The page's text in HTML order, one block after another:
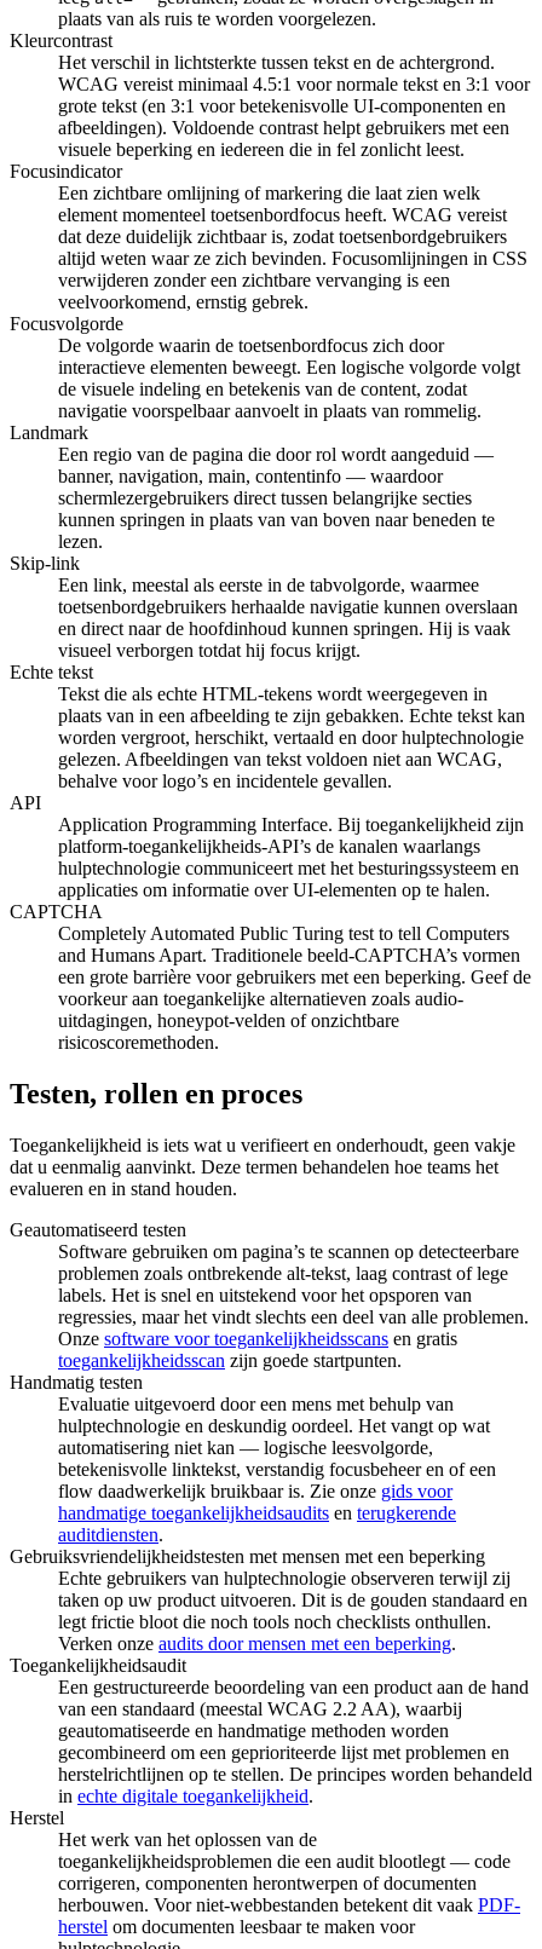
plaats van als ruis te worden voorgelezen.
Kleurcontrast
Het verschil in lichtsterkte tussen tekst en de achtergrond.
WCAG vereist minimaal 4.5:1 voor normale tekst en 3:1 voor
grote tekst (en 3:1 voor betekenisvolle UI-componenten en
afbeeldingen). Voldoende contrast helpt gebruikers met een
visuele beperking en iedereen die in fel zonlicht leest.
Focusindicator
Een zichtbare omlijning of markering die laat zien welk
element momenteel toetsenbordfocus heeft. WCAG vereist
dat deze duidelijk zichtbaar is, zodat toetsenbordgebruikers
altijd weten waar ze zich bevinden. Focusomlijningen in CSS
verwijderen zonder een zichtbare vervanging is een
veelvoorkomend, ernstig gebrek.
Focusvolgorde
De volgorde waarin de toetsenbordfocus zich door
interactieve elementen beweegt. Een logische volgorde volgt
de visuele indeling en betekenis van de content, zodat
navigatie voorspelbaar aanvoelt in plaats van rommelig.
Landmark
Een regio van de pagina die door rol wordt aangeduid —
banner, navigation, main, contentinfo — waardoor
schermlezergebruikers direct tussen belangrijke secties
kunnen springen in plaats van van boven naar beneden te
lezen.
Skip-link
Een link, meestal als eerste in de tabvolgorde, waarmee
toetsenbordgebruikers herhaalde navigatie kunnen overslaan
en direct naar de hoofdinhoud kunnen springen. Hij is vaak
visueel verborgen totdat hij focus krijgt.
Echte tekst
Tekst die als echte HTML-tekens wordt weergegeven in
plaats van in een afbeelding te zijn gebakken. Echte tekst kan
worden vergroot, herschikt, vertaald en door hulptechnologie
gelezen. Afbeeldingen van tekst voldoen niet aan WCAG,
behalve voor logo’s en incidentele gevallen.
API
Application Programming Interface. Bij toegankelijkheid zijn
platform-toegankelijkheids-API’s de kanalen waarlangs
hulptechnologie communiceert met het besturingssysteem en
applicaties om informatie over UI-elementen op te halen.
CAPTCHA
Completely Automated Public Turing test to tell Computers
and Humans Apart. Traditionele beeld-CAPTCHA’s vormen
een grote barrière voor gebruikers met een beperking. Geef de
voorkeur aan toegankelijke alternatieven zoals audio-
uitdagingen, honeypot-velden of onzichtbare
risicoscoremethoden.
Testen, rollen en proces
Toegankelijkheid is iets wat u verifieert en onderhoudt, geen vakje
dat u eenmalig aanvinkt. Deze termen behandelen hoe teams het
evalueren en in stand houden.
Geautomatiseerd testen
Software gebruiken om pagina’s te scannen op detecteerbare
problemen zoals ontbrekende alt-tekst, laag contrast of lege
labels. Het is snel en uitstekend voor het opsporen van
regressies, maar het vindt slechts een deel van alle problemen.
Onze software voor toegankelijkheidsscans en gratis
toegankelijkheidsscan zijn goede startpunten.
Handmatig testen
Evaluatie uitgevoerd door een mens met behulp van
hulptechnologie en deskundig oordeel. Het vangt op wat
automatisering niet kan — logische leesvolgorde,
betekenisvolle linktekst, verstandig focusbeheer en of een
flow daadwerkelijk bruikbaar is. Zie onze gids voor
handmatige toegankelijkheidsaudits en terugkerende
auditdiensten.
Gebruiksvriendelijkheidstesten met mensen met een beperking
Echte gebruikers van hulptechnologie observeren terwijl zij
taken op uw product uitvoeren. Dit is de gouden standaard en
legt frictie bloot die noch tools noch checklists onthullen.
Verken onze audits door mensen met een beperking.
Toegankelijkheidsaudit
Een gestructureerde beoordeling van een product aan de hand
van een standaard (meestal WCAG 2.2 AA), waarbij
geautomatiseerde en handmatige methoden worden
gecombineerd om een geprioriteerde lijst met problemen en
herstelrichtlijnen op te stellen. De principes worden behandeld
in echte digitale toegankelijkheid.
Herstel
Het werk van het oplossen van de
toegankelijkheidsproblemen die een audit blootlegt — code
corrigeren, componenten herontwerpen of documenten
herbouwen. Voor niet-webbestanden betekent dit vaak PDF-
herstel om documenten leesbaar te maken voor